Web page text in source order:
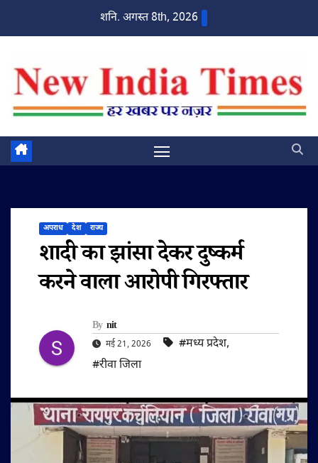
शनि. अगस्त 8th, 2026
अपराध देश राज्य
शादी का झांसा देकर दुष्कर्म
करने वाला आरोपी गिरफ्तार
By nit
मई 21, 2026 #मध्य प्रदेश,
#रीवा जिला